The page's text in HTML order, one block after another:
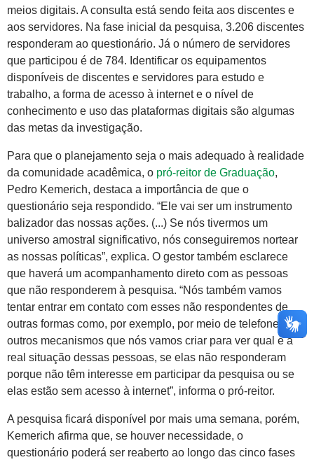
meios digitais. A consulta está sendo feita aos discentes e
aos servidores. Na fase inicial da pesquisa, 3.206 discentes
responderam ao questionário. Já o número de servidores
que participou é de 784. Identificar os equipamentos
disponíveis de discentes e servidores para estudo e
trabalho, a forma de acesso à internet e o nível de
conhecimento e uso das plataformas digitais são algumas
das metas da investigação.
Para que o planejamento seja o mais adequado à realidade
da comunidade acadêmica, o pró-reitor de Graduação,
Pedro Kemerich, destaca a importância de que o
questionário seja respondido. “Ele vai ser um instrumento
balizador das nossas ações. (...) Se nós tivermos um
universo amostral significativo, nós conseguiremos nortear
as nossas políticas”, explica. O gestor também esclarece
que haverá um acompanhamento direto com as pessoas
que não responderem à pesquisa. “Nós também vamos
tentar entrar em contato com esses não respondentes de
outras formas como, por exemplo, por meio de telefone e
outros mecanismos que nós vamos criar para ver qual é a
real situação dessas pessoas, se elas não responderam
porque não têm interesse em participar da pesquisa ou se
elas estão sem acesso à internet”, informa o pró-reitor.
A pesquisa ficará disponível por mais uma semana, porém,
Kemerich afirma que, se houver necessidade, o
questionário poderá ser reaberto ao longo das cinco fases